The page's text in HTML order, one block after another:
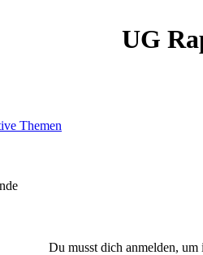
UG
Themen
Du musst dich anmelden,